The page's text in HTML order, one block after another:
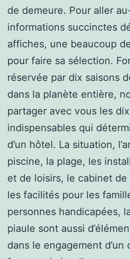
de demeure. Pour aller
informations succinctes
affiches, une beaucoup
pour faire sa sélection.
réservée par dix saisons
dans la planète entière,
partager avec vous les
indispensables qui
d’un hôtel. La situation,
piscine, la plage, les
et de loisirs, le cabinet de
les facilités pour les
personnes handicapées,
piaule sont aussi
dans le engagement d’un